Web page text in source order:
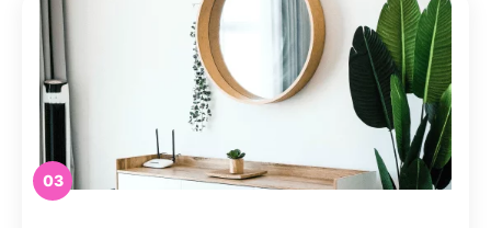
03